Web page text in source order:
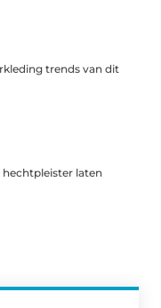
trends van dit
laten